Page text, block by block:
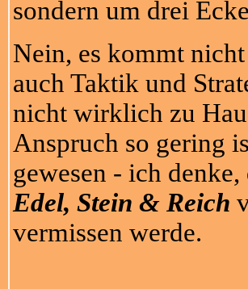
sondern um drei
Nein, es kommt
auch Taktik und
nicht wirklich zu
Anspruch so gering
gewesen - ich
Edel, Stein & Reich
vermissen werde.